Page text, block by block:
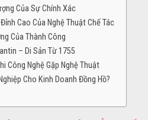
Của Sự Chính Xác
Cao Của Nghệ Thuật Chế Tác
Của Thành Công
– Di Sản Từ 1755
Công Nghệ Gặp Nghệ Thuật
Cho Kinh Doanh Đồng Hồ?